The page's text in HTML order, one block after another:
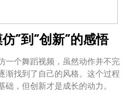
”到“创新”的感悟
一个舞蹈视频，虽然动作并不完
渐找到了自己的风格。这个过程
，但创新才是成长的动力。